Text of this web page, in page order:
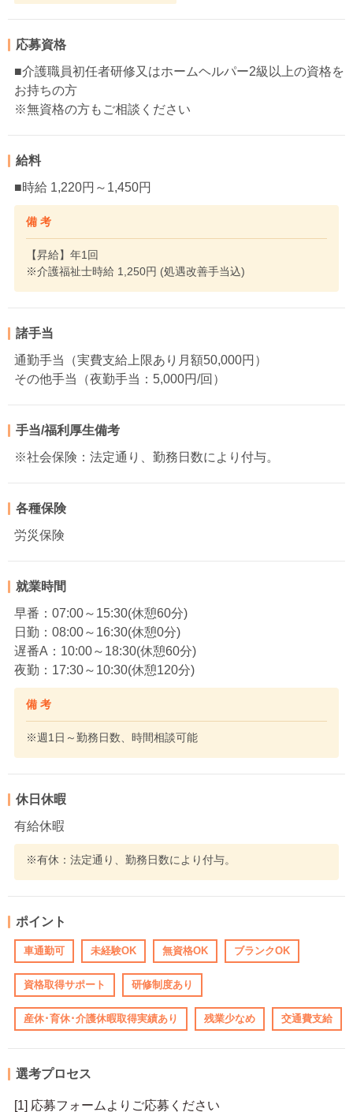
応募資格
■介護職員初任者研修又はホームヘルパー2級以上の資格を
お持ちの方
※無資格の方もご相談ください
給料
■時給 1,220円～1,450円
備 考
【昇給】年1回
※介護福祉士時給 1,250円 (処遇改善手当込)
諸手当
通勤手当（実費支給上限あり月額50,000円）
その他手当（夜勤手当：5,000円/回）
手当/福利厚生備考
※社会保険：法定通り、勤務日数により付与。
各種保険
労災保険
就業時間
早番：07:00～15:30(休憩60分)
日勤：08:00～16:30(休憩0分)
遅番A：10:00～18:30(休憩60分)
夜勤：17:30～10:30(休憩120分)
備 考
※週1日～勤務日数、時間相談可能
休日休暇
有給休暇
※有休：法定通り、勤務日数により付与。
ポイント
車通勤可 未経験OK 無資格OK ブランクOK
資格取得サポート 研修制度あり
産休･育休･介護休暇取得実績あり 残業少なめ 交通費支給
選考プロセス
[1] 応募フォームよりご応募ください